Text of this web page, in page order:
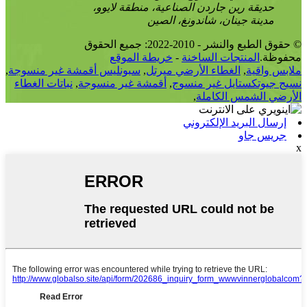
حديقة رين جاردن الصناعية، منطقة لايوو،
مدينة جينان، شاندونغ، الصين
© حقوق الطبع والنشر - 2010-2022: جميع الحقوق
محفوظة. المنتجات الساخنة - خريطة الموقع
ملابس واقية, الغطاء الأرضي ميرتل, سبونليس أقمشة غير منسوجة,
نسيج جيوتكستايل غير منسوج, أقمشة غير منسوجة, نباتات الغطاء
الأرضي الشمس الكاملة,
إرسال البريد الإلكتروني
جريس جاو
x